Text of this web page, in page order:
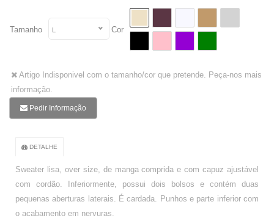
Tamanho Cor
Artigo Indisponivel com o tamanho/cor que pretende. Peça-nos mais
informação.
Pedir Informação
DETALHE
Sweater lisa, over size, de manga comprida e com capuz ajustável
com cordão. Inferiormente, possui dois bolsos e contém duas
pequenas aberturas laterais. É cardada. Punhos e parte inferior com
o acabamento em nervuras.